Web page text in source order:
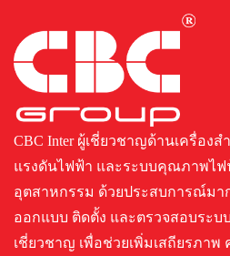
CBC Inter ผู้เชี่ยวชาญด้านเครื่องส
แรงดันไฟฟ้า และระบบคุณภาพไ
อุตสาหกรรม ด้วยประสบการณ์มา
ออกแบบ ติดตั้ง และตรวจสอบระบ
เชี่ยวชาญ เพื่อช่วยเพิ่มเสถียรภาพ